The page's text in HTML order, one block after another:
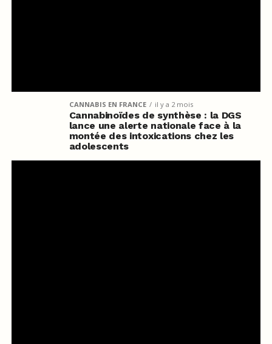
CANNABIS EN FRANCE il y a 2 mois
Cannabinoïdes de synthèse : la DGS
lance une alerte nationale face à la
montée des intoxications chez les
adolescents